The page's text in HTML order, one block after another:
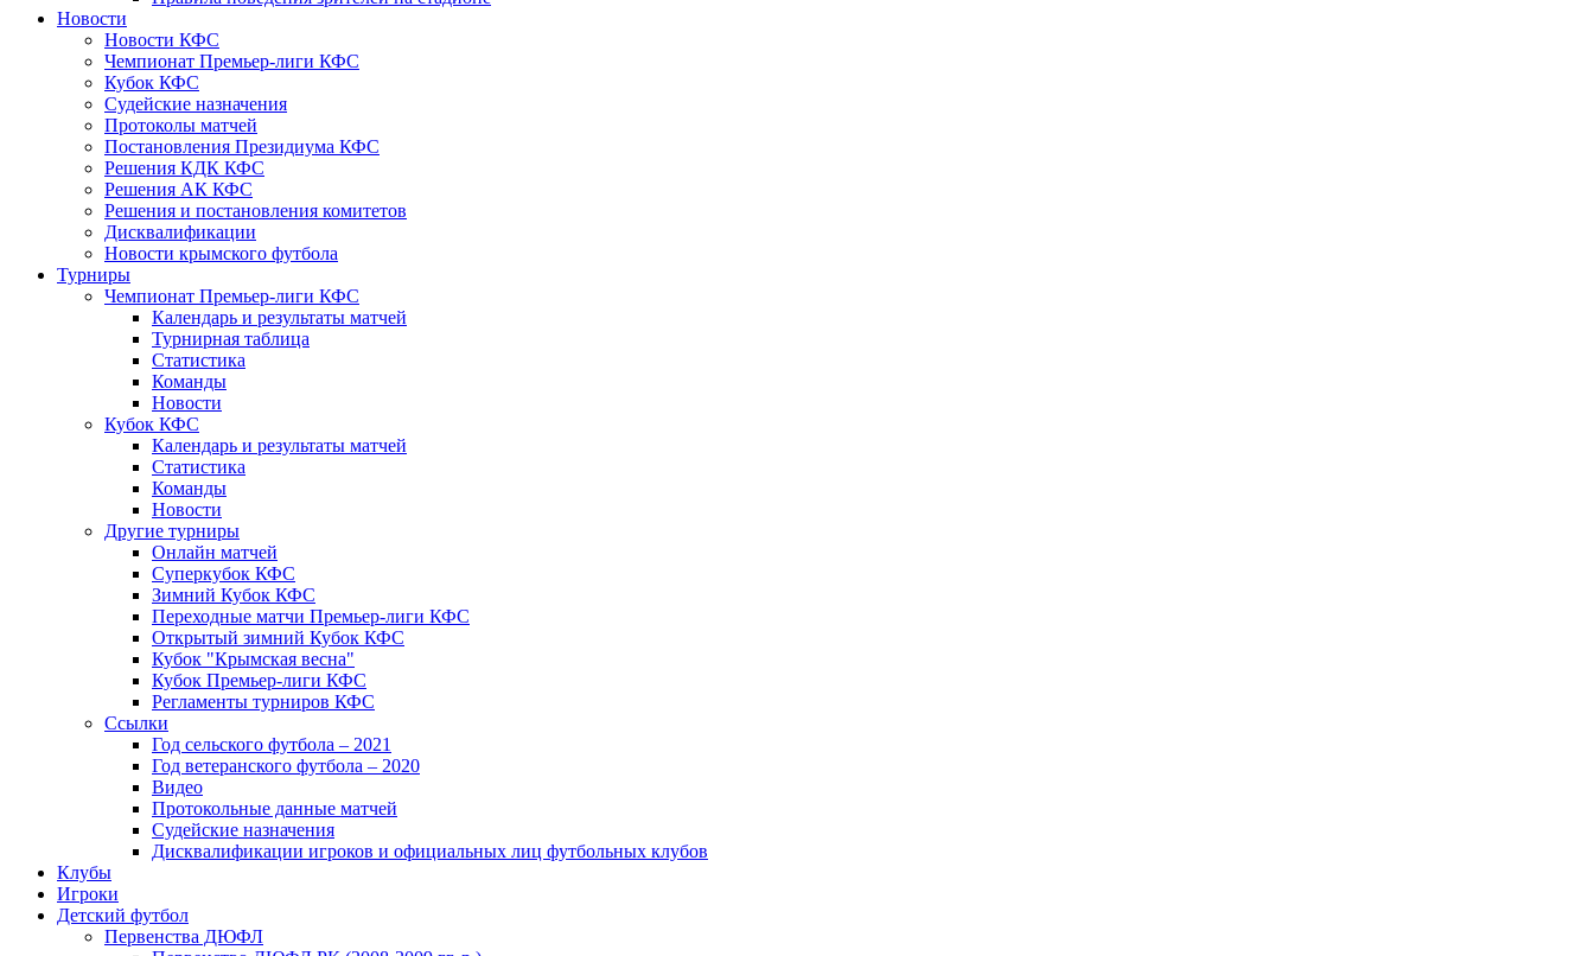
Новости
Новости КФС
Чемпионат Премьер-лиги КФС
Кубок КФС
Судейские назначения
Протоколы матчей
Постановления Президиума КФС
Решения КДК КФС
Решения АК КФС
Решения и постановления комитетов
Дисквалификации
Новости крымского футбола
Турниры
Чемпионат Премьер-лиги КФС
Календарь и результаты матчей
Турнирная таблица
Статистика
Команды
Новости
Кубок КФС
Календарь и результаты матчей
Статистика
Команды
Новости
Другие турниры
Онлайн матчей
Суперкубок КФС
Зимний Кубок КФС
Переходные матчи Премьер-лиги КФС
Открытый зимний Кубок КФС
Кубок "Крымская весна"
Кубок Премьер-лиги КФС
Регламенты турниров КФС
Ссылки
Год сельского футбола – 2021
Год ветеранского футбола – 2020
Видео
Протокольные данные матчей
Судейские назначения
Дисквалификации игроков и официальных лиц футбольных клубов
Клубы
Игроки
Детский футбол
Первенства ДЮФЛ